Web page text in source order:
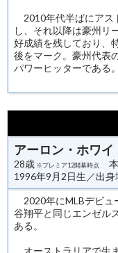
2010年代半ばにアス
し、それ以降は豪州リ
好成績を残しており、
後をマーク。豪州代表
パワーヒッターである。
アーロン・ホワイ
28歳 ※プレミア12開幕時点
本
1996年9月2日生／出
2020年にMLBデビュ
谷翔平と同じエンゼル
ある。